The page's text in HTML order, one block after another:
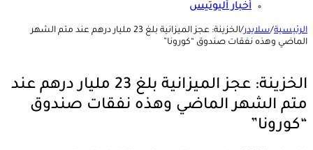
أخبار أليوتيس
الرئيسية/سلايدر/
الخزينة: عجز الميزانية بلغ 23 مليار درهم عند متم الشهر
الماضي وهذه نفقات صندوق “كورونا”
الخزينة: عجز الميزانية بلغ 23 مليار درهم عند
متم الشهر الماضي وهذه نفقات صندوق
“كورونا”